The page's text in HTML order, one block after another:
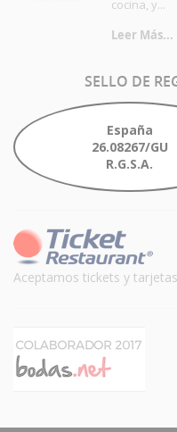
cocina, y...
Leer Más...
SELLO DE
España
26.08267/GU
R.G.S.A.
Aceptamos tickets y